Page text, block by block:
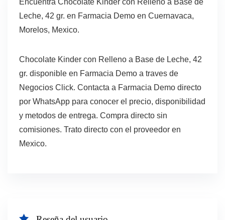
Leche, 42 gr. en Farmacia Demo en Cuernavaca,
Morelos, Mexico.
Chocolate Kinder con Relleno a Base de Leche, 42
gr. disponible en Farmacia Demo a traves de
Negocios Click. Contacta a Farmacia Demo directo
por WhatsApp para conocer el precio, disponibilidad
y metodos de entrega. Compra directo sin
comisiones. Trato directo con el proveedor en
Mexico.